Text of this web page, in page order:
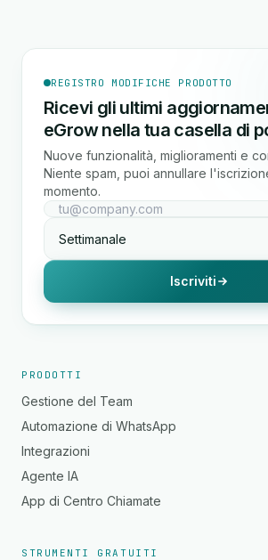
REGISTRO MODIFICHE PRODOTTO
Ricevi gli ultimi
eGrow nella tua casella di
Nuove funzionalità, miglioramenti e
Niente spam, puoi annullare
momento.
Iscriviti
PRODOTTI
Gestione del Team
Automazione di WhatsApp
Integrazioni
Agente IA
App di Centro Chiamate
STRUMENTI GRATUITI